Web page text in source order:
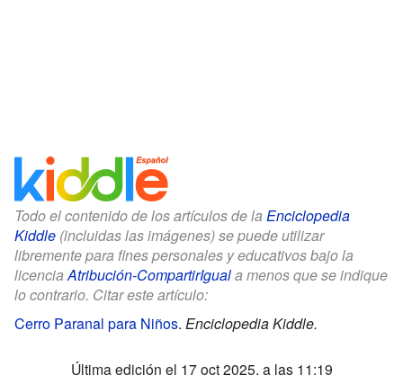
Todo el contenido de los artículos de la Enciclopedia
Kiddle (incluidas las imágenes) se puede utilizar
libremente para fines personales y educativos bajo la
licenciaAtribución-CompartirIguala menos que se indique
lo contrario. Citar este artículo:
Cerro Paranal para Niños. Enciclopedia Kiddle.
Última edición el 17 oct 2025, a las 11:19